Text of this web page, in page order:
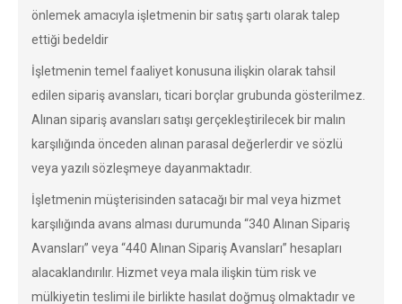
önlemek amacıyla işletmenin bir satış şartı olarak talep
ettiği bedeldir
İşletmenin temel faaliyet konusuna ilişkin olarak tahsil
edilen sipariş avansları, ticari borçlar grubunda gösterilmez.
Alınan sipariş avansları satışı gerçekleştirilecek bir malın
karşılığında önceden alınan parasal değerlerdir ve sözlü
veya yazılı sözleşmeye dayanmaktadır.
İşletmenin müşterisinden satacağı bir mal veya hizmet
karşılığında avans alması durumunda “340 Alınan Sipariş
Avansları” veya “440 Alınan Sipariş Avansları” hesapları
alacaklandırılır. Hizmet veya mala ilişkin tüm risk ve
mülkiyetin teslimi ile birlikte hasılat doğmuş olmaktadır ve